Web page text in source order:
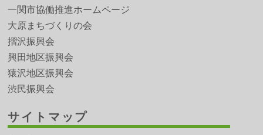
一関市協働推進ホームページ
大原まちづくりの会
摺沢振興会
興田地区振興会
猿沢地区振興会
渋民振興会
サイトマップ